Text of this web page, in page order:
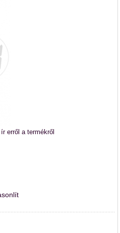
erről a termékről